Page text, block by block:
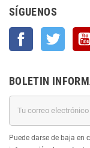
SÍGUENOS
Facebook Twitter
BOLETIN
Puede darse de baja en